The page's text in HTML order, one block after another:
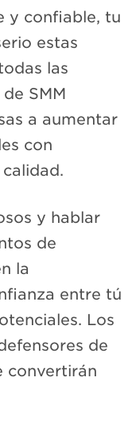
y confiable, tu
estas
las
SMM
a aumentar
con
y hablar
de
la
entre tú
Los
de
convertirán